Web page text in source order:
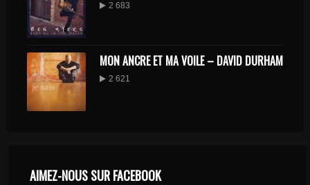
2 683
MON ANCRE ET MA VOILE – DAVID DURHAM
2 621
AIMEZ-NOUS SUR FACEBOOK